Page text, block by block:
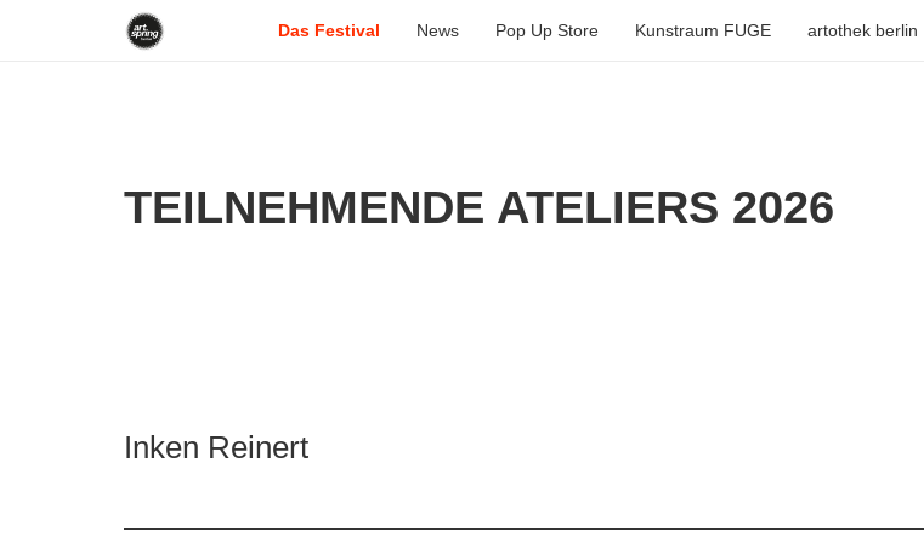
Das Festival News Pop Up Store Kunstraum FUGE artothek berlin
TEILNEHMENDE ATELIERS 2026
Inken Reinert